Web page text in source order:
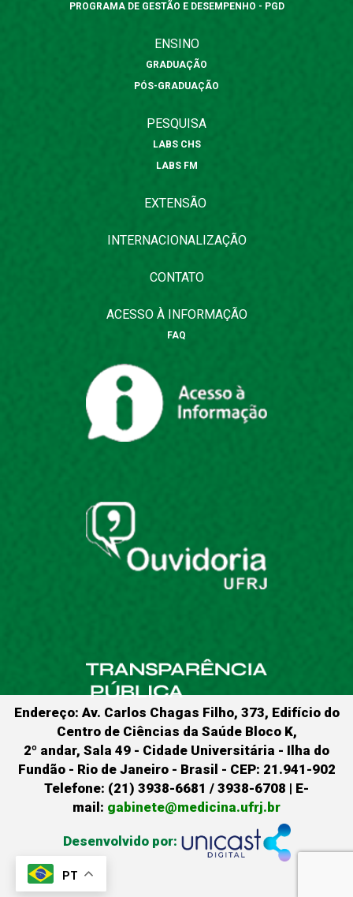
PT
PROGRAMA DE GESTÃO E DESEMPENHO - PGD
ENSINO
GRADUAÇÃO
PÓS-GRADUAÇÃO
PESQUISA
LABS CHS
LABS FM
EXTENSÃO
INTERNACIONALIZAÇÃO
CONTATO
ACESSO À INFORMAÇÃO
FAQ
Endereço: Av. Carlos Chagas Filho, 373, Edifício do
Centro de Ciências da Saúde Bloco K,
2º andar, Sala 49 - Cidade Universitária - Ilha do
Fundão - Rio de Janeiro - Brasil - CEP: 21.941-902
Telefone: (21) 3938-6681 / 3938-6708 | E-
mail: gabinete@medicina.ufrj.br
Desenvolvido por: